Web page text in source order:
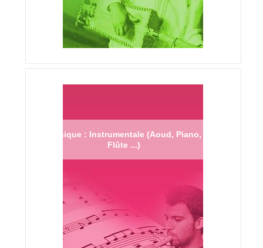
Musique : Instrumentale (Aoud, Piano,
Flûte ...)